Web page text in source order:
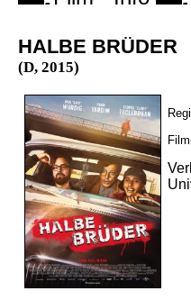
HALBE BRÜDER
(D, 2015)